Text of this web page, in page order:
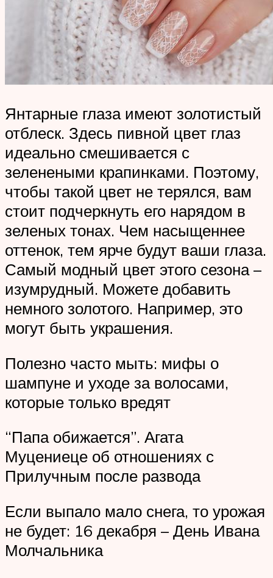
Янтарные глаза имеют золотистый
отблеск. Здесь пивной цвет глаз
идеально смешивается с
зеленеными крапинками. Поэтому,
чтобы такой цвет не терялся, вам
стоит подчеркнуть его нарядом в
зеленых тонах. Чем насыщеннее
оттенок, тем ярче будут ваши глаза.
Самый модный цвет этого сезона –
изумрудный. Можете добавить
немного золотого. Например, это
могут быть украшения.
Полезно часто мыть: мифы о
шампуне и уходе за волосами,
которые только вредят
“Папа обижается”. Агата
Муцениеце об отношениях с
Прилучным после развода
Если выпало мало снега, то урожая
не будет: 16 декабря – День Ивана
Молчальника